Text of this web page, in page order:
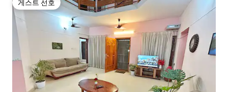
게스트 선호
게스트 선호